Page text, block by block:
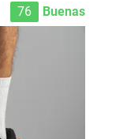
76 Buenas